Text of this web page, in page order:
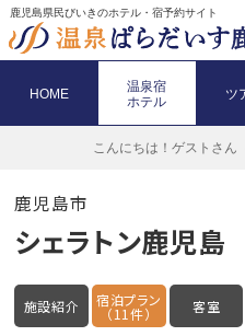
鹿児島県民びいきのホテル・宿予約サイト
HOME
温泉宿
ホテル
ツ
こんにちは！ ゲストさん
鹿児島市
シェラトン鹿児島
施設紹介 宿泊プラン
（11件） 客室